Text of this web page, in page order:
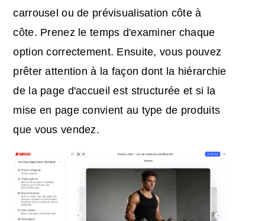
carrousel ou de prévisualisation côte à
côte. Prenez le temps d'examiner chaque
option correctement. Ensuite, vous pouvez
prêter attention à la façon dont la hiérarchie
de la page d'accueil est structurée et si la
mise en page convient au type de produits
que vous vendez.